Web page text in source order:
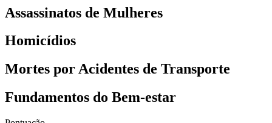
Assassinatos de Mulheres
Homicídios
Mortes por Acidentes de Transporte
Fundamentos do Bem-estar